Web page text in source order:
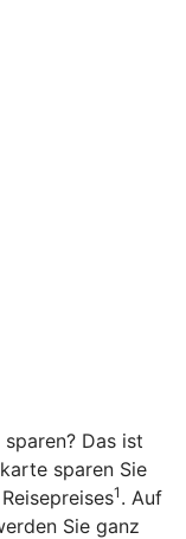
Das ist
sparen Sie
1 . Auf
Sie ganz